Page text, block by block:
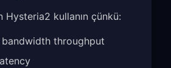
Hysteria2 kullanın çünkü:
bandwidth throughput